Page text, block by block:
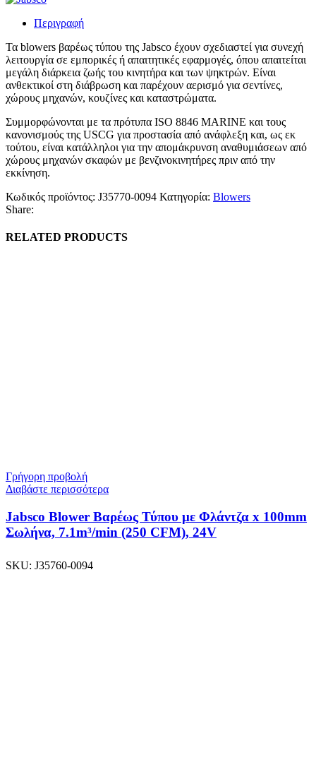
Περιγραφή
Τα blowers βαρέως τύπου της Jabsco έχουν σχεδιαστεί για συνεχή
λειτουργία σε εμπορικές ή απαιτητικές εφαρμογές, όπου απαιτείται
μεγάλη διάρκεια ζωής του κινητήρα και των ψηκτρών. Είναι
ανθεκτικοί στη διάβρωση και παρέχουν αερισμό για σεντίνες,
χώρους μηχανών, κουζίνες και καταστρώματα.
Συμμορφώνονται με τα πρότυπα ISO 8846 MARINE και τους
κανονισμούς της USCG για προστασία από ανάφλεξη και, ως εκ
τούτου, είναι κατάλληλοι για την απομάκρυνση αναθυμιάσεων από
χώρους μηχανών σκαφών με βενζινοκινητήρες πριν από την
εκκίνηση.
Κωδικός προϊόντος: J35770-0094 Κατηγορία: Blowers
Share:
RELATED PRODUCTS
Γρήγορη προβολή
Διαβάστε περισσότερα
Jabsco Blower Βαρέως Τύπου με Φλάντζα x 100mm
Σωλήνα, 7.1m³/min (250 CFM), 24V
SKU: J35760-0094